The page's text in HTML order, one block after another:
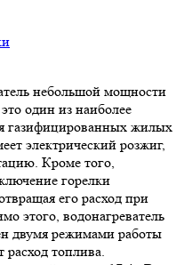
небольшой мощности
один из наиболее
газифицированных жилых
электрический розжиг,
Кроме того,
горелки
его расход при
этого, водонагреватель
двумя режимами работы
расход топлива.